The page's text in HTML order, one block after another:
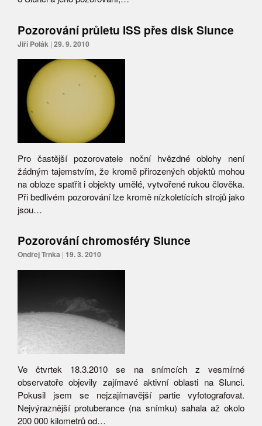
Pozorování průletu ISS přes disk Slunce
Jiří Polák | 29. 9. 2010
Pro častější pozorovatele noční hvězdné oblohy není
žádným tajemstvím, že kromě přirozených objektů mohou
na obloze spatřit i objekty umělé, vytvořené rukou člověka.
Při bedlivém pozorování lze kromě nízkoletících strojů jako
jsou…
Pozorování chromosféry Slunce
Ondřej Trnka | 19. 3. 2010
Ve čtvrtek 18.3.2010 se na snímcích z vesmírné
observatoře objevily zajímavé aktivní oblasti na Slunci.
Pokusil jsem se nejzajímavější partie vyfotografovat.
Nejvýraznější protuberance (na snímku) sahala až okolo
200 000 kilometrů od…